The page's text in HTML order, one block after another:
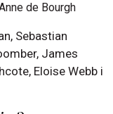
de Bourgh
Sebastian
James
Eloise Webb i